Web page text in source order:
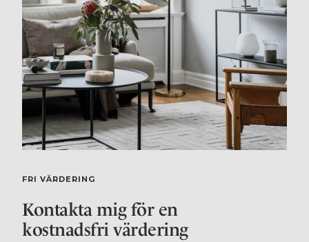
FRI VÄRDERING
Kontakta mig för en
kostnadsfri värdering